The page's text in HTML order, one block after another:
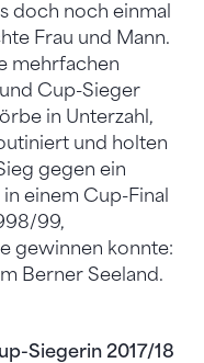
doch noch einmal
Frau und Mann.
mehrfachen
Cup-Sieger
in Unterzahl,
und holten
gegen ein
einem Cup-Final
99,
gewinnen konnte:
Berner Seeland.
Siegerin 2017/18